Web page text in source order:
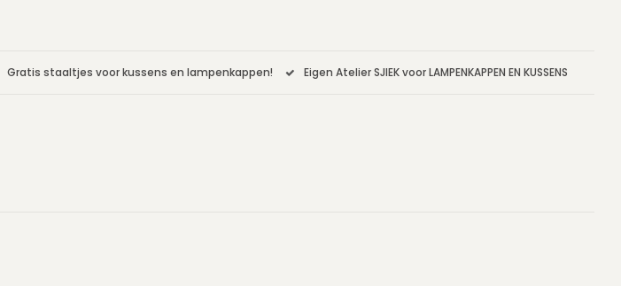
Gratis staaltjes voor kussens en lampenkappen! Eigen Atelier SJIEK voor LAMPENKAPPEN EN KUSSENS